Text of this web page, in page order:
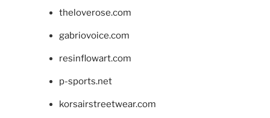
theloverose.com
gabriovoice.com
resinflowart.com
p-sports.net
korsairstreetwear.com